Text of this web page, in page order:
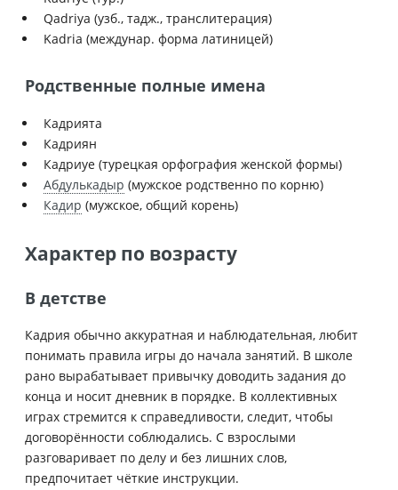
Qadriya (узб., тадж., транслитерация)
Kadria (междунар. форма латиницей)
Родственные полные имена
Кадрията
Кадриян
Кадриye (турецкая орфография женской формы)
Абдулькадыр (мужское родственно по корню)
Кадир (мужское, общий корень)
Характер по возрасту
В детстве
Кадрия обычно аккуратная и наблюдательная, любит
понимать правила игры до начала занятий. В школе
рано вырабатывает привычку доводить задания до
конца и носит дневник в порядке. В коллективных
играх стремится к справедливости, следит, чтобы
договорённости соблюдались. С взрослыми
разговаривает по делу и без лишних слов,
предпочитает чёткие инструкции.